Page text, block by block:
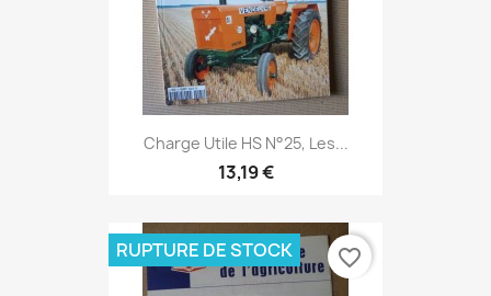
Charge Utile HS N°25, Les...
13,19 €
RUPTURE DE STOCK favorite_border